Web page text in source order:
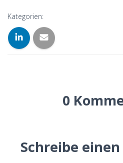
Kategorien:
0
Schreibe